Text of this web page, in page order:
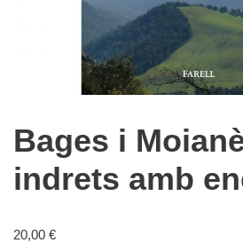
Bages i
indrets amb
20,00 €